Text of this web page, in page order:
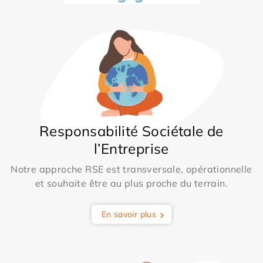
Responsabilité Sociétale de
l’Entreprise
Notre approche RSE est transversale, opérationnelle
et souhaite être au plus proche du terrain.
En savoir plus